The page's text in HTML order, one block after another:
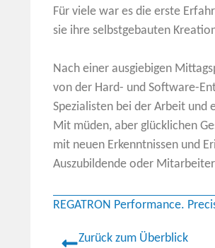
Für viele war es die erste
sie ihre selbstgebauten
Nach einer ausgiebigen
von der Hard- und Software-
Spezialisten bei der Arbeit und
Mit müden, aber glücklichen
mit neuen Erkenntnissen und
Auszubildende oder
REGATRON Performance.
Zurück zum Überblick